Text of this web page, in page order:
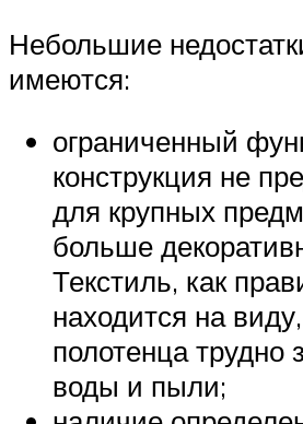
Небольшие
имеются:
ограниченный
конструкция не
для крупных
больше
Текстиль, как
находится на
полотенца трудно
воды и пыли;